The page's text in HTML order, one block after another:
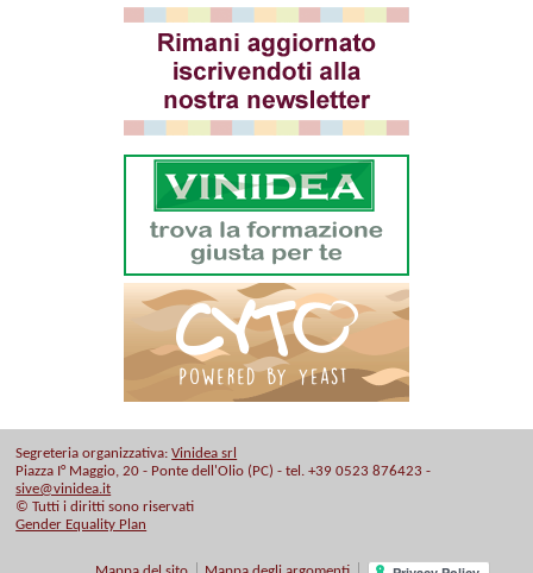
Segreteria organizzativa:Vinidea srl
Piazza I° Maggio, 20 - Ponte dell'Olio (PC) - tel. +39 0523 876423 -
sive@vinidea.it
© Tutti i diritti sono riservati
Gender Equality Plan